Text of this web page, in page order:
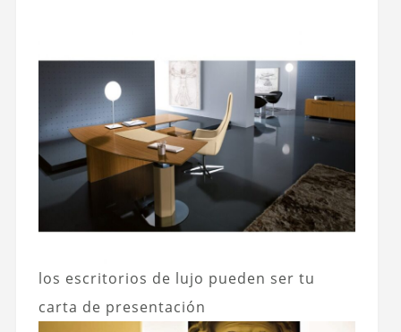
los escritorios de lujo pueden ser tu
carta de presentación